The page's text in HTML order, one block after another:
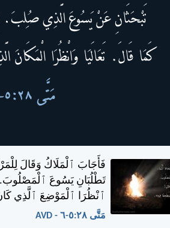
فَأَجَابَ ٱلْمَلَاكُ وَقَالَ
تَطْلُبَانِ يَسُوعَ ٱلْمَصْلُوبَ.
ٱنْظُرَا ٱلْمَوْضِعَ ٱلَّذِي
مَتَّى ٢٨:‏٥-‏٦ - AVD